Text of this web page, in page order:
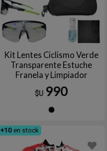
Kit Lentes Ciclismo Verde
Transparente Estuche
Franela y Limpiador
$U 990
+10 en stock